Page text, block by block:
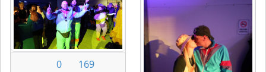
0 169